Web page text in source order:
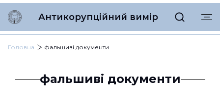
Антикорупційний вимір
Головна фальшиві документи
фальшиві документи